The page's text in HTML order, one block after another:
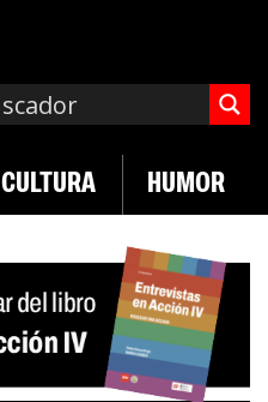
CULTURA HUMOR